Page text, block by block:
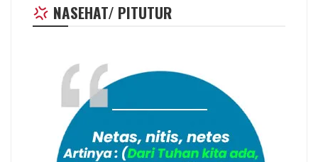
NASEHAT/ PITUTUR